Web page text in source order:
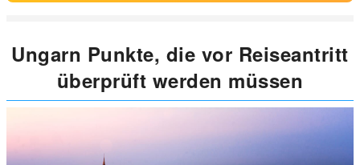
Ungarn Punkte, die vor Reiseantritt
überprüft werden müssen